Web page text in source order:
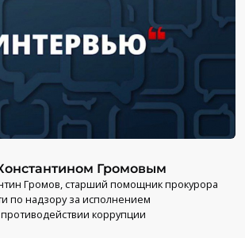
Громовым
Громов, старший помощник прокурора
по надзору за исполнением
коррупции